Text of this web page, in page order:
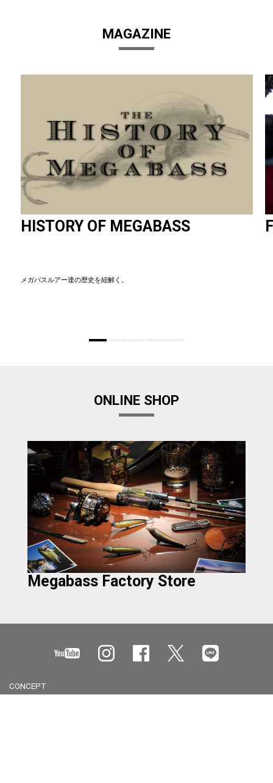
MAGAZINE
HISTORY OF MEGABASS
メガバスルアー達の歴史を紐解く。
ONLINE SHOP
Megabass Factory Store
CONCEPT